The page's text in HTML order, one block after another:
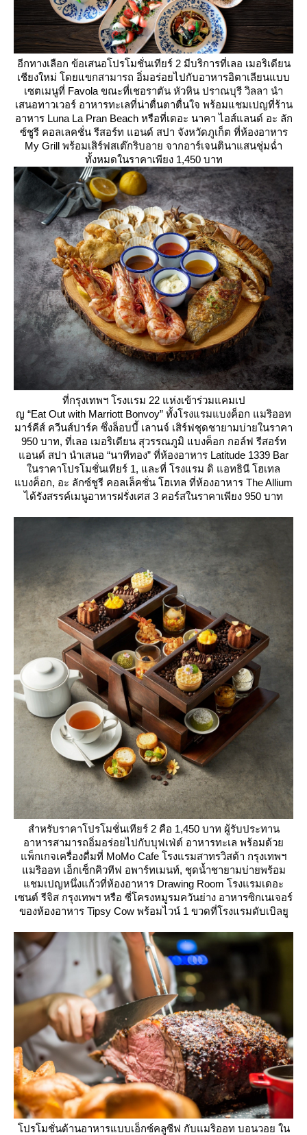
อีกทางเลือก ข้อเสนอโปรโมชั่นเทียร์ 2 มีบริการที่เลอ เมอริเดียน
เชียงใหม่ โดยแขกสามารถ อิ่มอร่อยไปกับอาหารอิตาเลียนแบบ
เซตเมนูที่ Favola ขณะที่เชอราตัน หัวหิน ปราณบุรี วิลลา นำ
เสนอทาวเวอร์ อาหารทะเลที่น่าตื่นตาตื่นใจ พร้อมแชมเปญที่ร้าน
อาหาร Luna La Pran Beach หรือที่เดอะ นาคา ไอส์แลนด์ อะ ลัก
ซ์ชูรี คอลเลคชั่น รีสอร์ท แอนด์ สปา จังหวัดภูเก็ต ที่ห้องอาหาร
My Grill พร้อมเสิร์ฟสเต๊กริบอาย จากอาร์เจนตินาแสนชุ่มฉ่ำ
ทั้งหมดในราคาเพียง 1,450 บาท
ที่กรุงเทพฯ โรงแรม 22 แห่งเข้าร่วมแคมเป
ญ “Eat Out with Marriott Bonvoy” ทั้งโรงแรมแบงค็อก แมริออท
มาร์คีส์ ควีนส์ปาร์ค ซึ่งล็อบบี้ เลานจ์ เสิร์ฟชุดชายามบ่ายในราคา
950 บาท, ที่เลอ เมอริเดียน สุวรรณภูมิ แบงค็อก กอล์ฟ รีสอร์ท
อนด์ สปา นำเสนอ “นาทีทอง” ที่ห้องอาหาร Latitude 1339 Bar
นราคาโปรโมชั่นเทียร์ 1, และที่ โรงแรม ดิ แอทธินี โฮเทล
บงค็อก, อะ ลักซ์ชูรี คอลเล็คชั่น โฮเทล ที่ห้องอาหาร The Allium
ได้รังสรรค์เมนูอาหารฝรั่งเศส 3 คอร์สในราคาเพียง 950 บาท
สำหรับราคาโปรโมชั่นเทียร์ 2 คือ 1,450 บาท ผู้รับประทาน
อาหารสามารถอิ่มอร่อยไปกับบุฟเฟ่ต์ อาหารทะเล พร้อมด้ว
พ็กเกจเครื่องดื่มที่ MoMo Cafe โรงแรมสาทรวิสต้า กรุงเทพฯ
มริออท เอ็กเซ็กคิวทีฟ อพาร์ทเมนท์, ชุดน้ำชายามบ่ายพร้อม
ชมเปญหนึ่งแก้วที่ห้องอาหาร Drawing Room โรงแรมเดอะ
เซนต์ รีจิส กรุงเทพฯ หรือ ซี่โครงหมูรมควันย่าง อาหารซิกเนเจอร์
ของห้องอาหาร Tipsy Cow พร้อมไวน์ 1 ขวดที่โรงแรมดับเบิลยู
ปรโมชั่นด้านอาหารแบบเอ็กซ์คลูซีฟ กับแมริออท บอนวอย ใน